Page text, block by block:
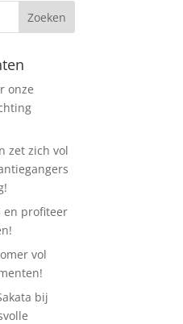
onze
zet zich vol
en profiteer
vol
bij